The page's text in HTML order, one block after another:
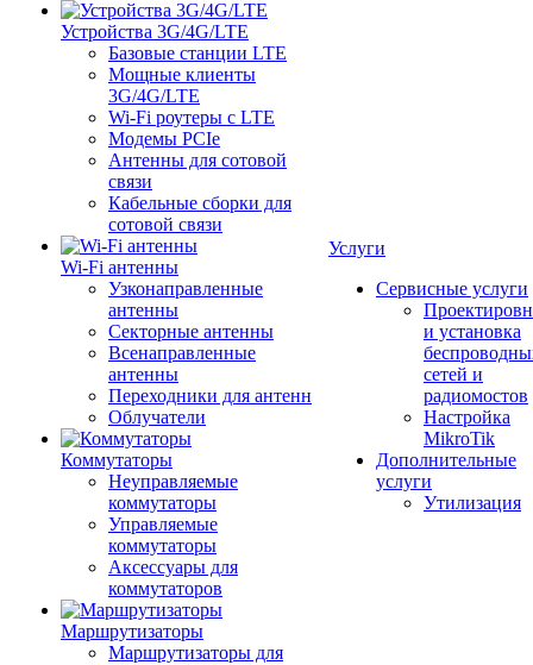
Устройства 3G/4G/LTE
Базовые станции LTE
Мощные клиенты
3G/4G/LTE
Wi-Fi роутеры с LTE
Модемы PCIe
Антенны для сотовой
связи
Кабельные сборки для
сотовой связи
Wi-Fi антенны
Узконаправленные
антенны
Секторные антенны
Всенаправленные
антенны
Переходники для антенн
Облучатели
Коммутаторы
Неуправляемые
коммутаторы
Управляемые
коммутаторы
Аксессуары для
коммутаторов
Маршрутизаторы
Маршрутизаторы для
Услуги
Сервисные услуги
и установка
сетей и
радиомостов
Настройка
MikroTik
Дополнительные
услуги
Утилизация